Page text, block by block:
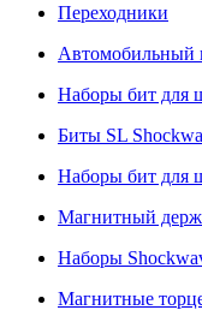
Переходники
Автомобильный
Наборы бит для
Биты SL
Наборы бит для
Магнитный
Наборы
Магнитные